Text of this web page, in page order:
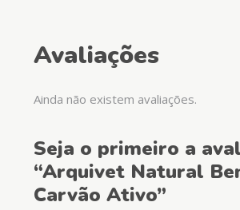
Avaliações
Ainda não existem avaliações.
Seja o primeiro a
“Arquivet Natural
Carvão Ativo”